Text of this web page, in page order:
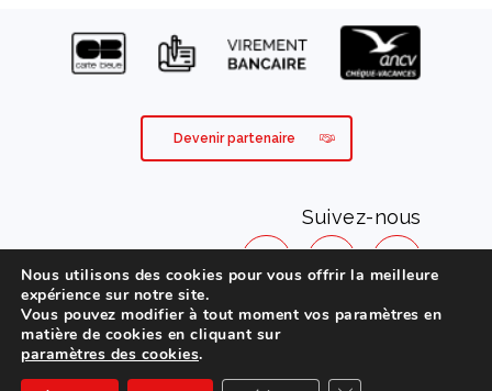
Devenir partenaire
Suivez-nous
Mentions légales
Nous utilisons des cookies pour vous offrir la meilleure
expérience sur notre site.
Vous pouvez modifier à tout moment vos paramètres en
matière de cookies en cliquant sur
paramètres des cookies.